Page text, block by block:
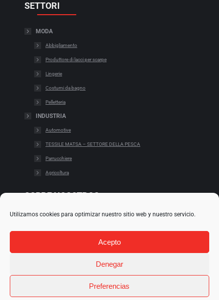
Utilizamos cookies para optimizar nuestro sitio web y nuestro servicio.
Acepto
Denegar
Preferencias
SETTORI
MODA
Abbigliamento
Produttore di lacci per scarpe
Lingerie
Costumi da bagno
Pelletteria
INDUSTRIA
Automotive
TESSILE MATSA – SETTORE DELLA PESCA
Parrucchiere
Agricoltura
SOBRE NOSOTROS